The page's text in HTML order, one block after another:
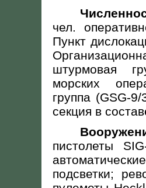
чел.
Пункт
штурмовая
морских
группа (GSG-9/
секция в
пистолеты SIG
подсветки;